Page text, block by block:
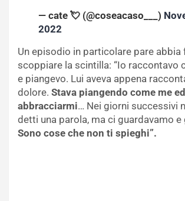
— cate 💘 (@coseacaso___)
2022
Un episodio in particolare pare abbia
scoppiare la scintilla: “Io raccontavo
e piangevo. Lui aveva appena
dolore. Stava piangendo come me
abbracciarmi… Nei giorni successivi
detti una parola, ma ci guardavamo e
Sono cose che non ti spieghi”.